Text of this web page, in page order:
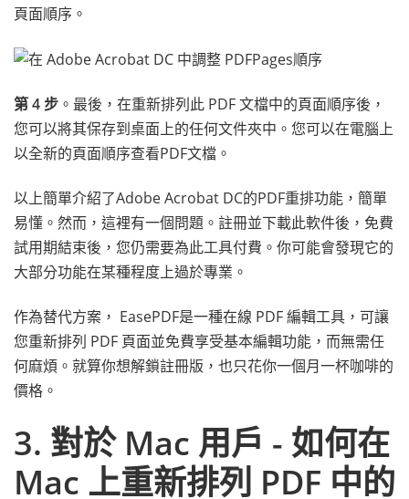
頁面順序。
第 4 步 。最後，在重新排列此 PDF 文檔中的頁面順序後，
您可以將其保存到桌面上的任何文件夾中。您可以在電腦上
以全新的頁面順序查看PDF文檔。
以上簡單介紹了Adobe Acrobat DC的PDF重排功能，簡單
易懂。然而，這裡有一個問題。註冊並下載此軟件後，免費
試用期結束後，您仍需要為此工具付費。你可能會發現它的
大部分功能在某種程度上過於專業。
作為替代方案， EasePDF是一種在線 PDF 編輯工具，可讓
您重新排列 PDF 頁面並免費享受基本編輯功能，而無需任
何麻煩。就算你想解鎖註冊版，也只花你一個月一杯咖啡的
價格。
3. 對於 Mac 用戶 - 如何在
Mac 上重新排列 PDF 中的